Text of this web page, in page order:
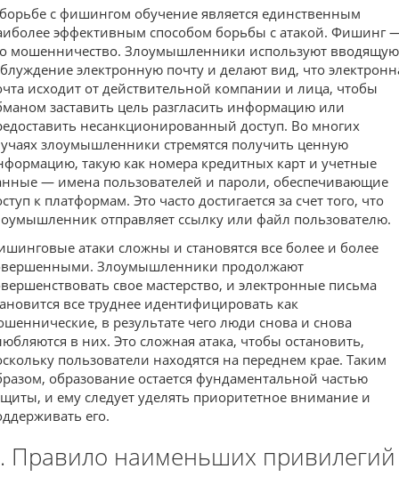
с фишингом обучение является единственным
эффективным способом борьбы с атакой. Фишинг
мошенничество. Злоумышленники используют
электронную почту и делают вид, что
исходит от действительной компании и лица, чтобы
заставить цель разгласить информацию или
несанкционированный доступ. Во многих
злоумышленники стремятся получить ценную
такую как номера кредитных карт и учетные
— имена пользователей и пароли, обеспечивающие
к платформам. Это часто достигается за счет того, что
отправляет ссылку или файл пользователю.
атаки сложны и становятся все более и более
Злоумышленники продолжают
свое мастерство, и электронные письма
все труднее идентифицировать как
в результате чего люди снова и снова
в них. Это сложная атака, чтобы остановить,
пользователи находятся на переднем крае. Таким
образование остается фундаментальной частью
и ему следует уделять приоритетное внимание и
его.
Правило наименьших привилегий